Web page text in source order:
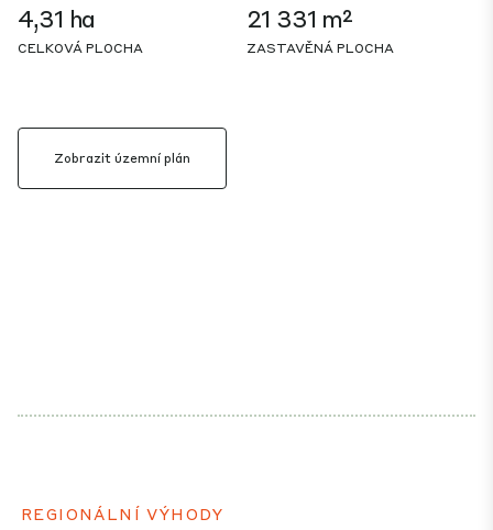
4,31 ha
CELKOVÁ PLOCHA
21 331 m²
ZASTAVĚNÁ PLOCHA
Zobrazit územní plán
REGIONÁLNÍ VÝHODY